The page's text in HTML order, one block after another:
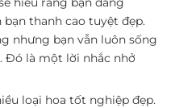
thanh cao tuyệt đẹp.
nhưng bạn vẫn luôn sống
Đó là một lời nhắc nhở
loại hoa tốt nghiệp đẹp.